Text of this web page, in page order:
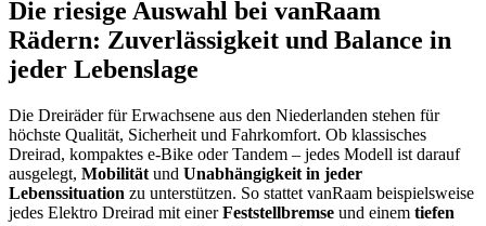
Die riesige Auswahl bei vanRaam
Rädern: Zuverlässigkeit und Balance in
jeder Lebenslage
Die Dreiräder für Erwachsene aus den Niederlanden stehen für
höchste Qualität, Sicherheit und Fahrkomfort. Ob klassisches
Dreirad, kompaktes e-Bike oder Tandem – jedes Modell ist darauf
ausgelegt, Mobilität und Unabhängigkeit in jeder
Lebenssituation zu unterstützen. So stattet vanRaam beispielsweise
jedes Elektro Dreirad mit einerFeststellbremse und einem tiefen